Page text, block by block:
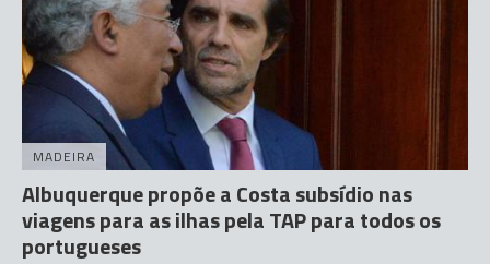
MADEIRA
Albuquerque propõe a Costa subsídio nas
viagens para as ilhas pela TAP para todos os
portugueses